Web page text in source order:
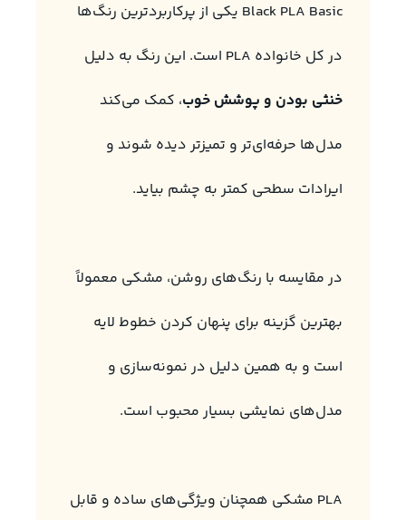
Black PLA Basic یکی از پرکاربردترین رنگ‌ها
در کل خانواده PLA است. این رنگ به دلیل
خنثی بودن و پوشش خوب، کمک می‌کند
مدل‌ها حرفه‌ای‌تر و تمیزتر دیده شوند و
ایرادات سطحی کمتر به چشم بیاید.
در مقایسه با رنگ‌های روشن، مشکی معمولاً
بهترین گزینه برای پنهان کردن خطوط لایه
است و به همین دلیل در نمونه‌سازی و
مدل‌های نمایشی بسیار محبوب است.
PLA مشکی همچنان ویژگی‌های ساده و قابل